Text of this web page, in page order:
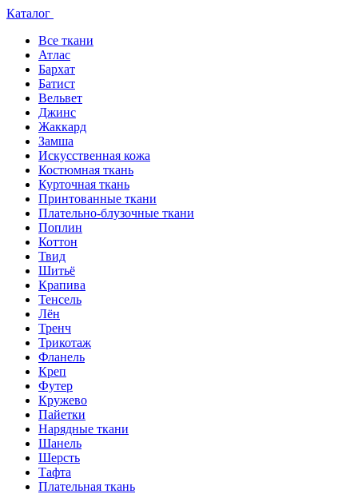
Каталог
Все ткани
Атлас
Бархат
Батист
Вельвет
Джинс
Жаккард
Замша
Искусственная кожа
Костюмная ткань
Курточная ткань
Принтованные ткани
Плательно-блузочные ткани
Поплин
Коттон
Твид
Шитьё
Крапива
Тенсель
Лён
Тренч
Трикотаж
Фланель
Креп
Футер
Кружево
Пайетки
Нарядные ткани
Шанель
Шерсть
Тафта
Плательная ткань